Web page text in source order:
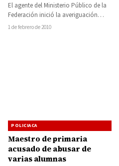
El agente del Ministerio Público de la
Federación inició la averiguación
previa AP/PGR/M-I/086/2010 contra
1 de febrero de 2010
POLICIACA
Maestro de primaria
acusado de abusar de
varias alumnas